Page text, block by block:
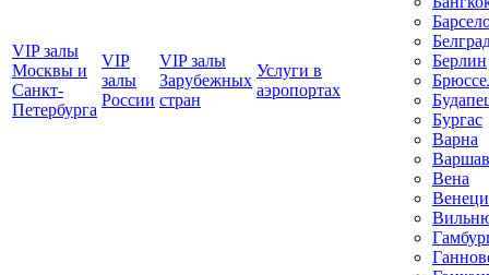
VIP залы
Москвы и
Санкт-
Петербурга
VIP
залы
Росcии
VIP залы
Зарубежных
стран
Услуги в
аэропортах
Берлин
Бургас
Варна
Вена